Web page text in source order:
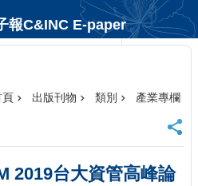
報C&INC E-paper
頁 出版刊物 類別 產業專欄
2019台大資管高峰論